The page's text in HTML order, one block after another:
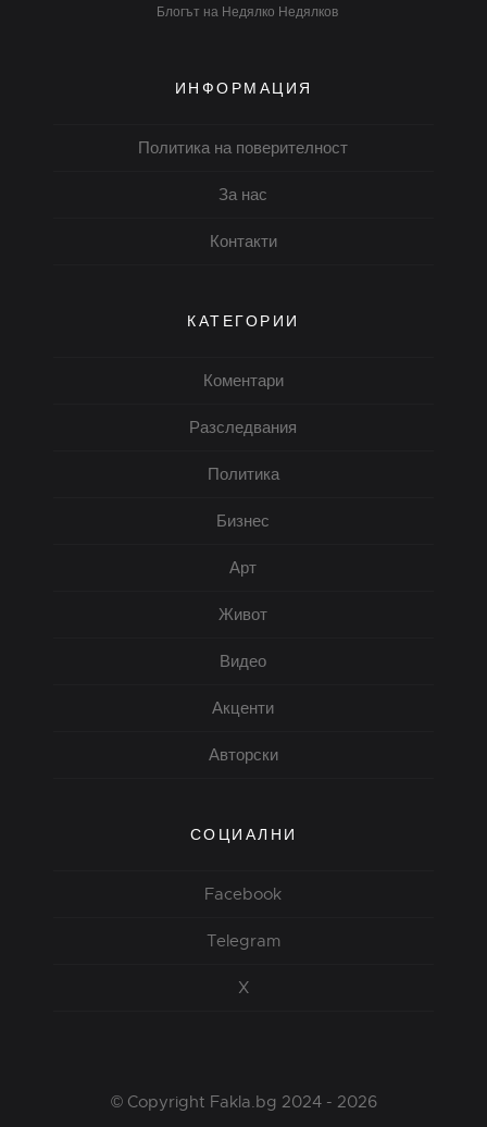
Блогът на Недялко Недялков
ИНФОРМАЦИЯ
Политика на поверителност
За нас
Контакти
КАТЕГОРИИ
Коментари
Разследвания
Политика
Бизнес
Арт
Живот
Видео
Акценти
Авторски
СОЦИАЛНИ
Facebook
Telegram
X
© Copyright Fakla.bg 2024 - 2026